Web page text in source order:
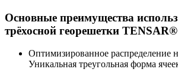
Основные преимущества
трёхосной георешетки
Оптимизированное распределение
Уникальная треугольная форма